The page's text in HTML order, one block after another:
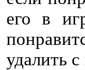
его в
удалить